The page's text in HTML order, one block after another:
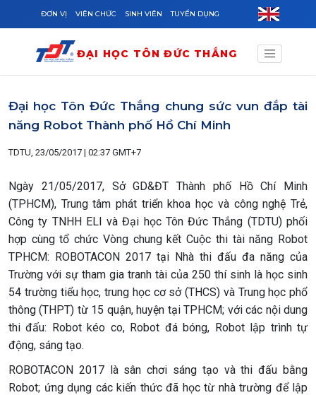
Skip to main content
ĐƠN VỊ VIÊN CHỨC SINH VIÊN TUYỂN DỤNG
ĐẠI HỌC TÔN ĐỨC THẮNG
Đại học Tôn Đức Thắng chung sức vun đắp tài
năng Robot Thành phố Hồ Chí Minh
TDTU, 23/05/2017 | 02:37 GMT+7
Ngày 21/05/2017, Sở GD&ĐT Thành phố Hồ Chí Minh
(TPHCM), Trung tâm phát triển khoa học và công nghệ Trẻ,
Công ty TNHH ELI và Đại học Tôn Đức Thắng (TDTU) phối
hợp cùng tổ chức Vòng chung kết Cuộc thi tài năng Robot
TPHCM: ROBOTACON 2017 tại Nhà thi đấu đa năng của
Trường với sự tham gia tranh tài của 250 thí sinh là học sinh
54 trường tiểu học, trung học cơ sở (THCS) và Trung học phổ
thông (THPT) từ 15 quận, huyện tại TPHCM; với các nội dung
thi đấu: Robot kéo co, Robot đá bóng, Robot lập trình tự
động, sáng tạo.
ROBOTACON 2017 là sân chơi sáng tạo và thi đấu bằng
Robot; ứng dụng các kiến thức đã học từ nhà trường để lập